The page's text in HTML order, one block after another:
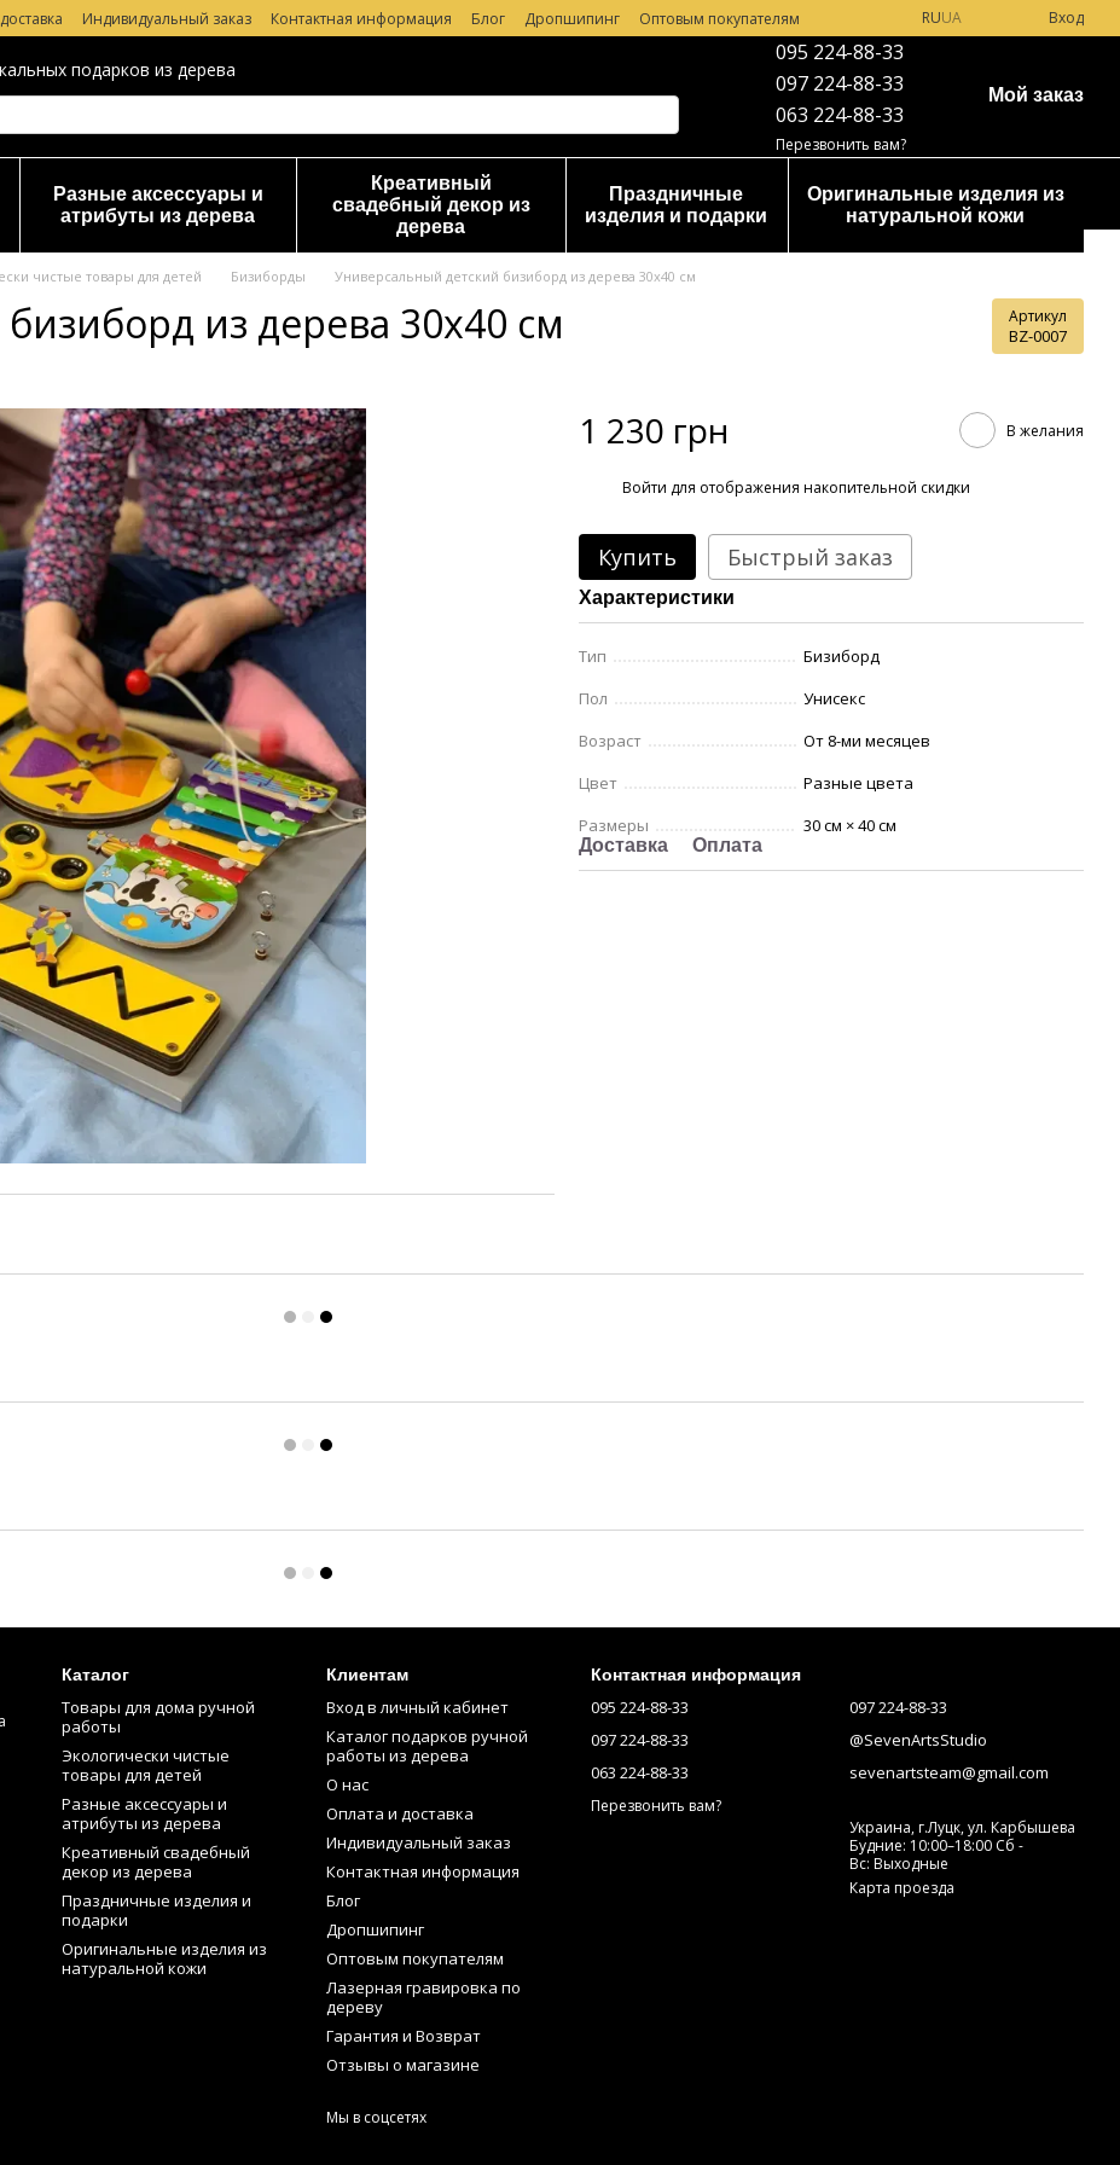
Индивидуальный заказ Контактная информация Блог Дропшипинг
Оптовым покупателям
о магазине
RUUA Вход
подарков из дерева
095 224-88-33
097 224-88-33
063 224-88-33
Перезвонить вам?
Мой заказ
Разные аксессуары и
атрибуты из дерева
Креативный
свадебный декор из
дерева
Праздничные
изделия и подарки
Оригинальные изделия из
натуральной кожи
чистые товары для детей Бизиборды Универсальный детский бизиборд из дерева 30х40 см
из дерева 30х40 см Артикул
BZ-0007
1 230 грн В желания
Войти для отображения накопительной скидки
Купить Быстрый заказ
Характеристики
Тип
Бизиборд
Пол
Унисекс
Возраст
От 8-ми месяцев
Цвет
Разные цвета
Размеры
30 см × 40 см
Доставка Оплата
Каталог
Товары для дома ручной
работы
Экологически чистые
товары для детей
Разные аксессуары и
атрибуты из дерева
Креативный свадебный
декор из дерева
Праздничные изделия и
подарки
Оригинальные изделия из
натуральной кожи
Клиентам
Вход в личный кабинет
Каталог подарков ручной
работы из дерева
О нас
Оплата и доставка
Индивидуальный заказ
Контактная информация
Блог
Дропшипинг
Оптовым покупателям
Лазерная гравировка по
дереву
Гарантия и Возврат
Отзывы о магазине
Мы в соцсетях
Контактная информация
095 224-88-33
097 224-88-33
063 224-88-33
Перезвонить вам?
097 224-88-33
@SevenArtsStudio
sevenartsteam@gmail.com
Украина, г.Луцк, ул. Карбышева
Будние: 10:00–18:00 Сб -
Вс: Выходные
Карта проезда